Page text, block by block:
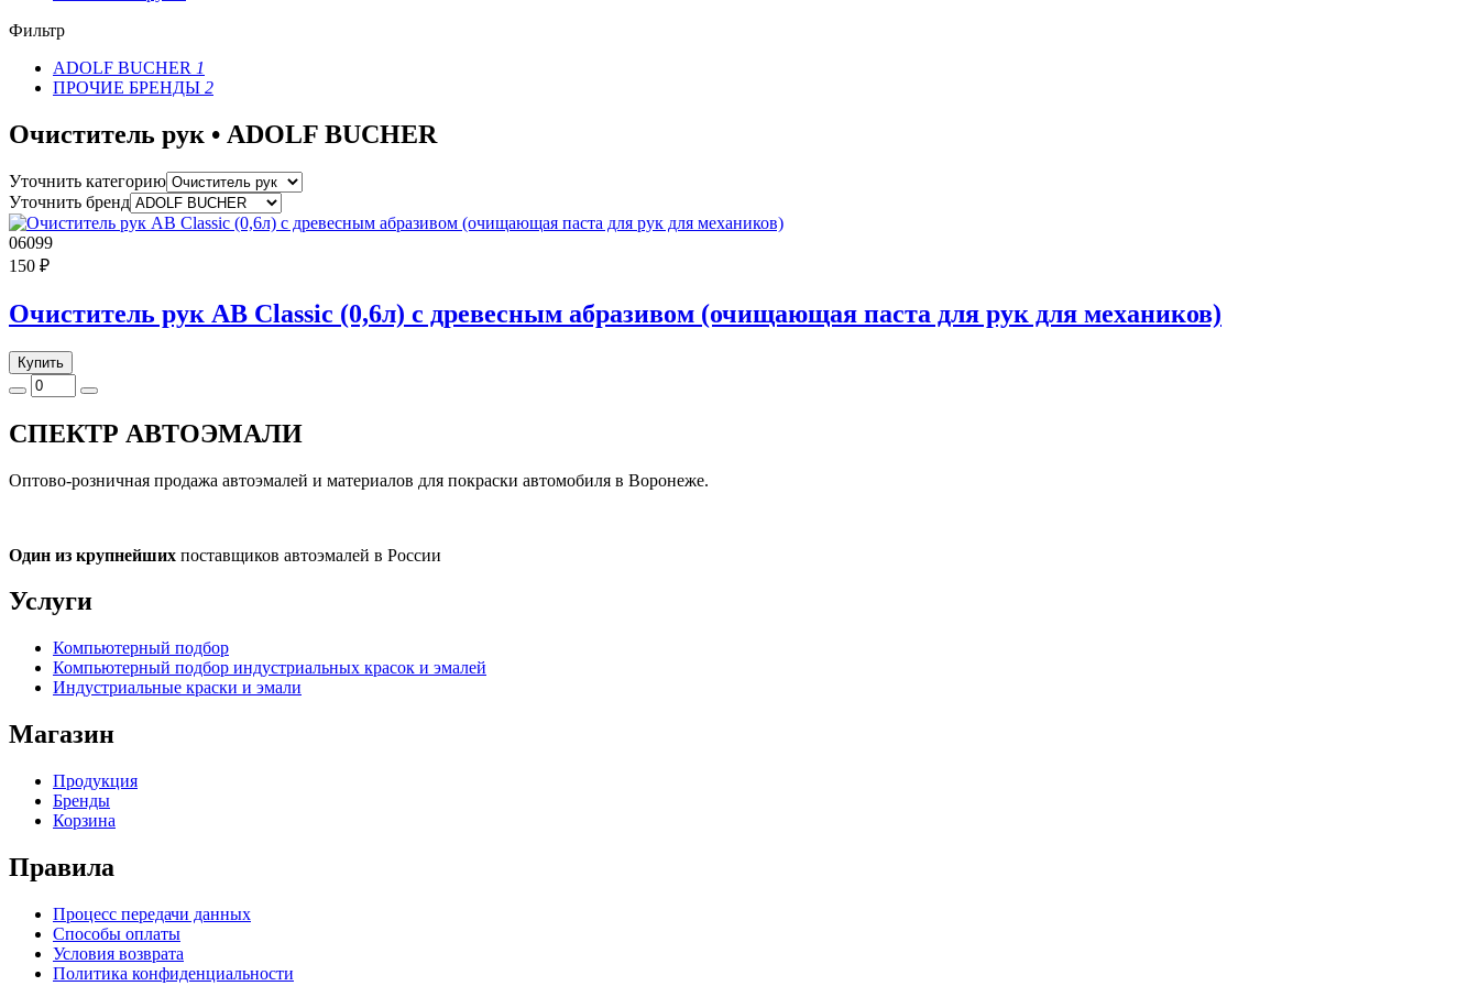
Фильтр
ADOLF BUCHER 1
ПРОЧИЕ БРЕНДЫ 2
Очиститель рук • ADOLF BUCHER
Уточнить категорию
Уточнить бренд
06099
150 ₽
Очиститель рук AB Classic (0,6л) с древесным абразивом (очищающая паста для рук для механиков)
Купить
СПЕКТР АВТОЭМАЛИ
Оптово-розничная продажа автоэмалей и материалов для покраски автомобиля в Воронеже.
Один из крупнейших поставщиков автоэмалей в России
Услуги
Компьютерный подбор
Компьютерный подбор индустриальных красок и эмалей
Индустриальные краски и эмали
Магазин
Продукция
Бренды
Корзина
Правила
Процесс передачи данных
Способы оплаты
Условия возврата
Политика конфиденциальности